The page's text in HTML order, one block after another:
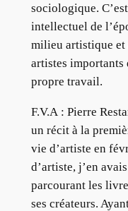
sociologique.
intellectuel de
milieu artistique et
artistes importants
propre travail.
F.V.A : Pierre
un récit à la
vie d’artiste en
d’artiste, j’en
parcourant les
ses créateurs.